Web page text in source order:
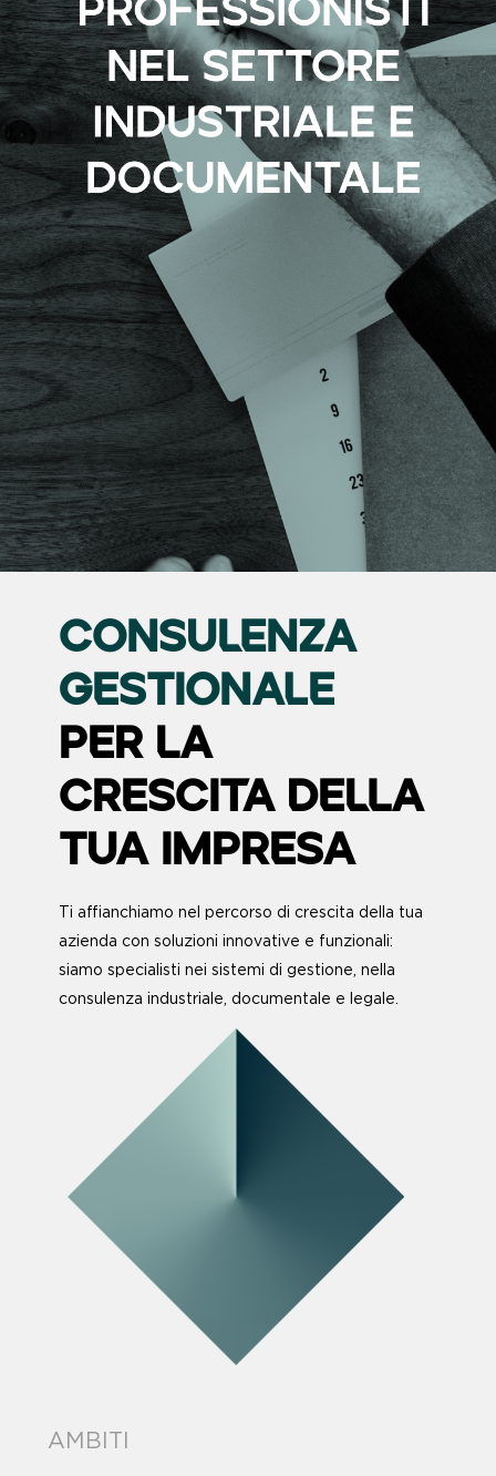
CONSULENZA
GESTIONALE
PER LA
CRESCITA DELLA
TUA IMPRESA
Ti affianchiamo nel percorso di crescita della tua
azienda con soluzioni innovative e funzionali:
siamo specialisti nei sistemi di gestione, nella
consulenza industriale, documentale e legale.
AMBITI